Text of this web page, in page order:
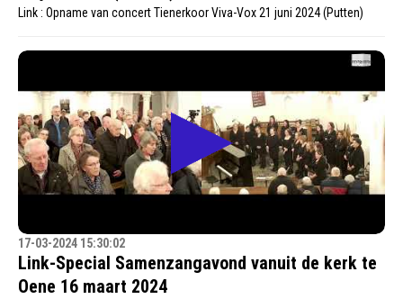
Link : Opname van concert Tienerkoor Viva-Vox 21 juni 2024 (Putten)
17-03-2024 15:30:02
Link-Special Samenzangavond vanuit de kerk te
Oene 16 maart 2024